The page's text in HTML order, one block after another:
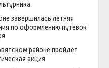
завершилась летняя
по оформлению путевок
районе пройдет
акция